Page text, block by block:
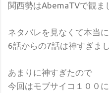
関西勢はAbemaTVで観ま
ネタバレを見なくて本当
6話からの7話は神すぎまし
あまりに神すぎたので
今回はモブサイコ１００